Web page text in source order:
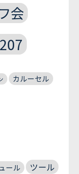
会
カルーセル
ール ツール